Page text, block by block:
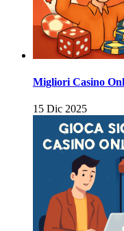
Migliori Casino
15 Dic 2025